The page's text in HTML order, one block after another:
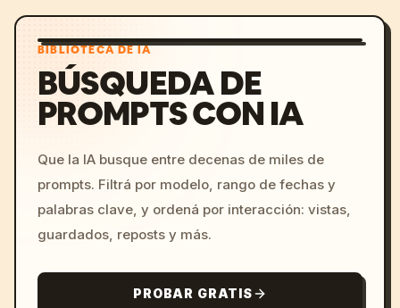
BIBLIOTECA DE IA
BÚSQUEDA DE
PROMPTS CON IA
Que la IA busque entre decenas de miles de
prompts. Filtrá por modelo, rango de fechas y
palabras clave, y ordená por interacción: vistas,
guardados, reposts y más.
PROBAR GRATIS